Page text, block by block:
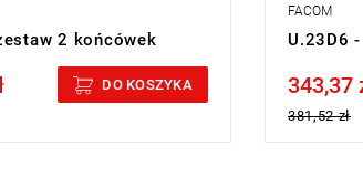
2 końcówek
DO KOSZYKA
FACOM
U.23D6
Price tax
343,37
381,52 zł